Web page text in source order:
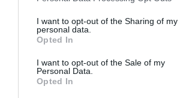
not limited to your visit or usage
grant or deny consent to Google and its
use your data for below specified
consent section.
I want to opt-out of the Sharing of my
personal data.
Opted In
I want to opt-out of the Sale of my
Personal Data.
Opted In
CONTINUE READING
Newsletter